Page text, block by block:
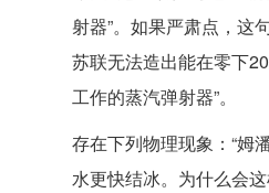
射器”。如果严肃点，这
苏联无法造出能在零下
工作的蒸汽弹射器”。
存在下列物理现象：“姆
水更快结冰。为什么会